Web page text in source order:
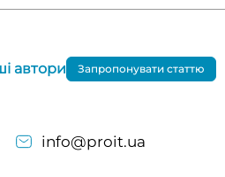
info@proit.ua
автори Запропонувати статтю